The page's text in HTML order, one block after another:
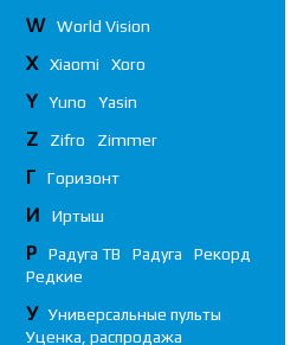
W World Vision
X Xiaomi Xoro
Y Yuno Yasin
Z Zifro Zimmer
Г Горизонт
И Иртыш
Р Радуга ТВ Радуга
Рекорд
Редкие
У
Универсальные пульты
Уценка, распродажа